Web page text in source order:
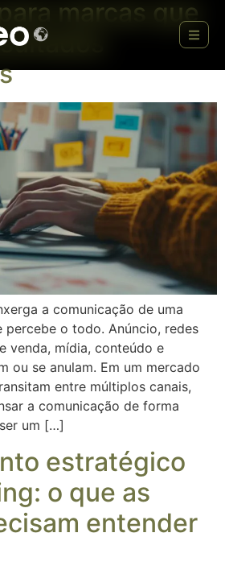
marcas que
a comunicação de uma
percebe o todo. Anúncio, redes
venda, mídia, conteúdo e
ou se anulam. Em um mercado
entre múltiplos canais,
a comunicação de forma
um […]
estratégico
o que as
entender